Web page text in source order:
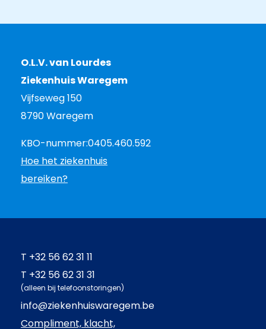
O.L.V. van Lourdes
Ziekenhuis Waregem
Vijfseweg 150
8790 Waregem
KBO-nummer:0405.460.592
Hoe het ziekenhuis
bereiken?
T +32 56 62 31 11
T +32 56 62 31 31
(alleen bij telefoonstoringen)
info@ziekenhuiswaregem.be
Compliment, klacht,